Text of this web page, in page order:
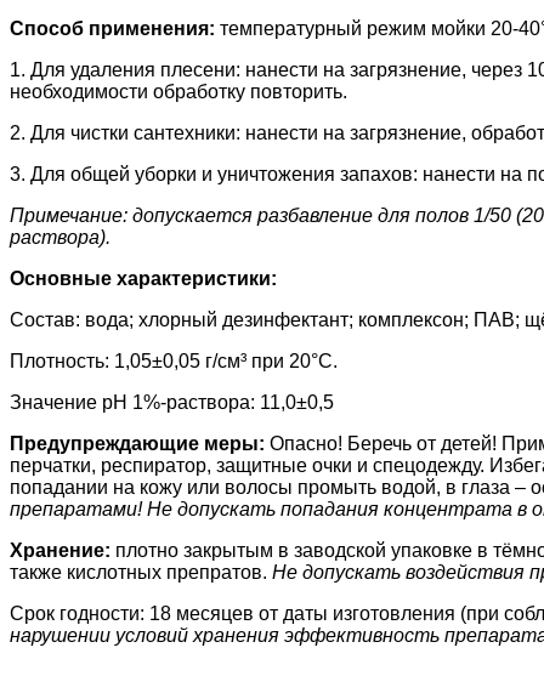
Способ применения: температурный режим мойки 20-
1. Для удаления плесени: нанести на загрязнение,
необходимости обработку повторить.
2. Для чистки сантехники: нанести на загрязнение,
3. Для общей уборки и уничтожения запахов: нанести на
Примечание: допускается разбавление для полов 1/50
раствора).
Основные характеристики:
Состав: вода; хлорный дезинфектант; комплексон; ПАВ;
Плотность: 1,05±0,05 г/см³ при 20°C.
Значение pH 1%-раствора: 11,0±0,5
Предупреждающие меры: Опасно! Беречь от детей!
перчатки, респиратор, защитные очки и спецодежду.
попадании на кожу или волосы промыть водой, в глаза –
препаратами! Не допускать попадания концентрата
Хранение: плотно закрытым в заводской упаковке в
также кислотных препратов. Не допускать воздействия
Срок годности: 18 месяцев от даты изготовления (при
нарушении условий хранения эффективность